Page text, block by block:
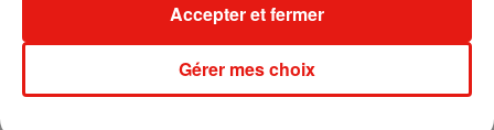
David Guetta et Carl Cox signent un B2B
Gérer mes choix
Accepter et fermer